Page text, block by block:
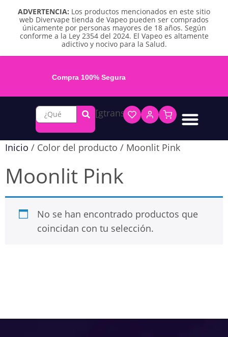
ADVERTENCIA: Los productos mencionados en este sitio
web Divervape tienda de Vapeo pueden ser comprados
únicamente por personas mayores de 18 años. Según
conforme a la Ley 2354 del 2024. El Vapeo es altamente
adictivo y nocivo para la Salud.
Compra 100% Segura
[gtranslate]
Inicio / Color del producto / Moonlit Pink
Moonlit Pink
No se han encontrado productos que
coincidan con tu selección.